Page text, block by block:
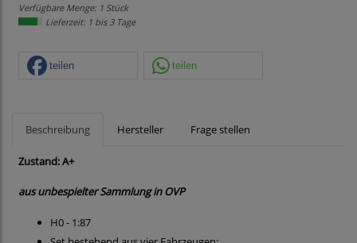
Verfügbare Menge: 1 Stück
Lieferzeit: 1 bis 3 Tage
teilen teilen
Beschreibung Hersteller Frage stellen
Zustand: A+
aus unbespielter Sammlung in OVP
H0 - 1:87